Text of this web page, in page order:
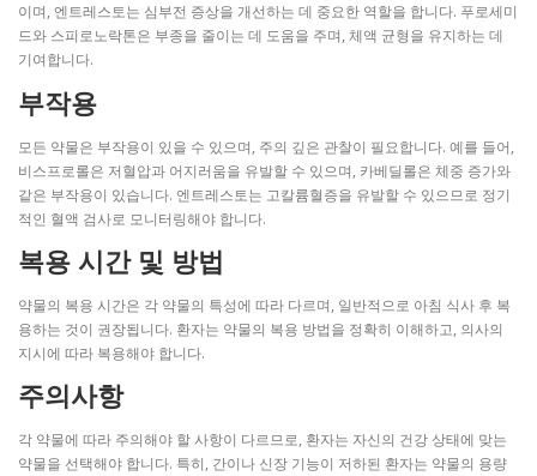
이며, 엔트레스토는 심부전 증상을 개선하는 데 중요한 역할을 합니다. 푸로세미
드와 스피로노락톤은 부종을 줄이는 데 도움을 주며, 체액 균형을 유지하는 데
기여합니다.
부작용
모든 약물은 부작용이 있을 수 있으며, 주의 깊은 관찰이 필요합니다. 예를 들어,
비스프로롤은 저혈압과 어지러움을 유발할 수 있으며, 카베딜롤은 체중 증가와
같은 부작용이 있습니다. 엔트레스토는 고칼륨혈증을 유발할 수 있으므로 정기
적인 혈액 검사로 모니터링해야 합니다.
복용 시간 및 방법
약물의 복용 시간은 각 약물의 특성에 따라 다르며, 일반적으로 아침 식사 후 복
용하는 것이 권장됩니다. 환자는 약물의 복용 방법을 정확히 이해하고, 의사의
지시에 따라 복용해야 합니다.
주의사항
각 약물에 따라 주의해야 할 사항이 다르므로, 환자는 자신의 건강 상태에 맞는
약물을 선택해야 합니다. 특히, 간이나 신장 기능이 저하된 환자는 약물의 용량